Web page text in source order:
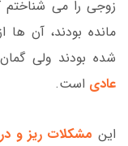
شده بودند ولی
عادی است.
این مشکلات ریز و